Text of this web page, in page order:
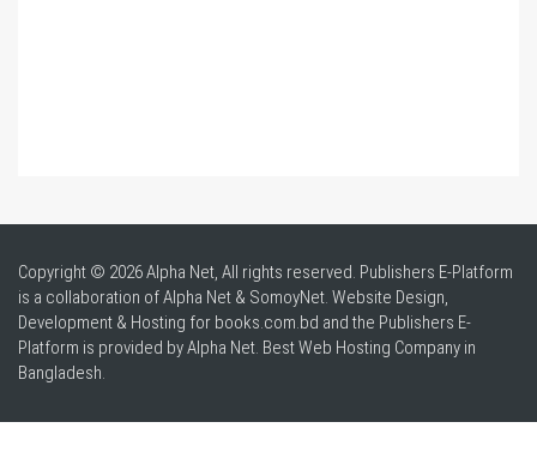
Copyright © 2026 Alpha Net, All rights reserved. Publishers E-Platform
is a collaboration of Alpha Net & SomoyNet. Website Design,
Development & Hosting for books.com.bd and the Publishers E-
Platform is provided by Alpha Net. BestWeb Hosting Company in
Bangladesh.